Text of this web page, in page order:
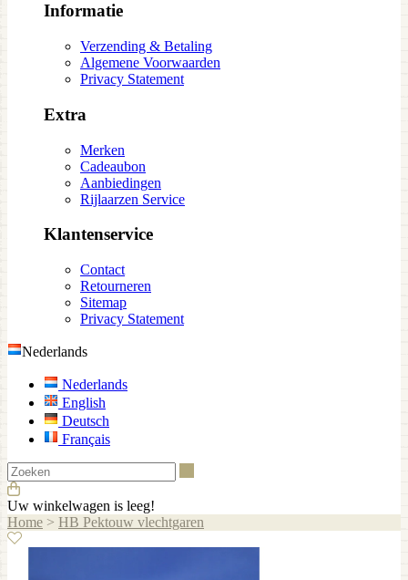
Informatie
Verzending & Betaling
Algemene Voorwaarden
Privacy Statement
Extra
Merken
Cadeaubon
Aanbiedingen
Rijlaarzen Service
Klantenservice
Contact
Retourneren
Sitemap
Privacy Statement
Nederlands
Nederlands
English
Deutsch
Français
Uw winkelwagen is leeg!
Home > HB Pektouw vlechtgaren